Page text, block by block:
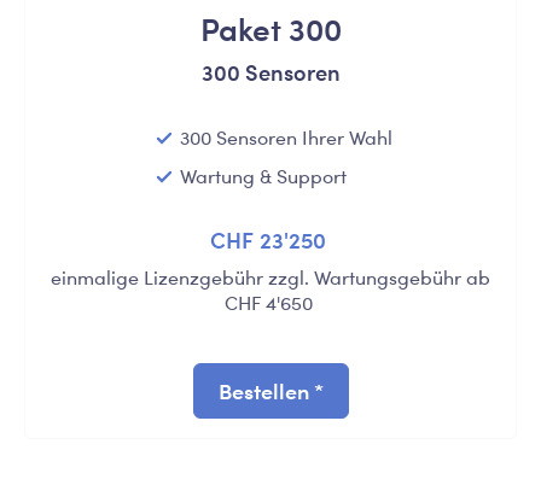
Paket 300
300 Sensoren
300 Sensoren Ihrer Wahl
Wartung & Support
CHF 23'250
einmalige Lizenzgebühr zzgl. Wartungsgebühr ab
CHF 4'650
Bestellen *